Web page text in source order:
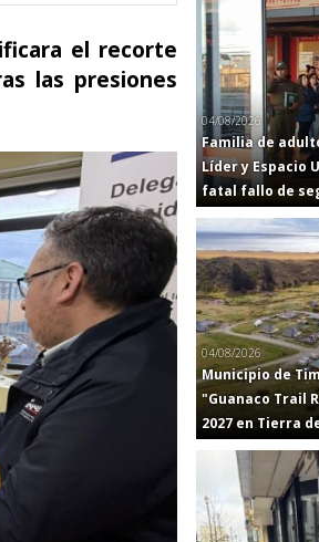
el recorte
las presiones
04/08/2026
Familia de
Líder y Espacio
fatal fallo de
04/08/2026
Municipio de
"Guanaco Trail
2027 en Tierra